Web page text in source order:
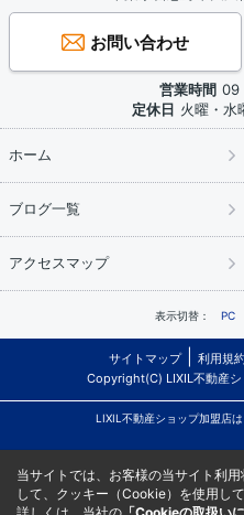
お問い合わせ
営業時間 09
定休日 火曜・水
ホーム
ブログ一覧
アクセスマップ
表示切替： PC
サイトマップ 利用規
Copyright(C) LIXIL不動産シ
LIXIL不動産ショップ加盟店
当サイトでは、お客様の当サイト利
して、クッキー（Cookie）を使用して